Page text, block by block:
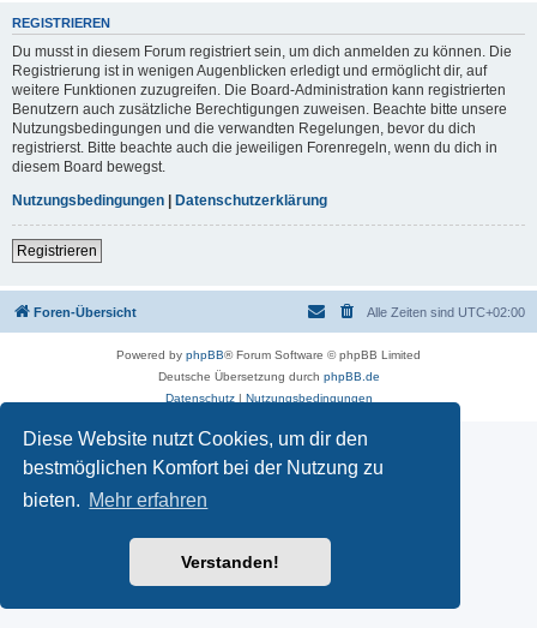
Diese Website nutzt Cookies, um dir den
bestmöglichen Komfort bei der Nutzung zu
bieten. Mehr erfahren
Verstanden!
REGISTRIEREN
Du musst in diesem Forum registriert sein, um dich anmelden zu können. Die
Registrierung ist in wenigen Augenblicken erledigt und ermöglicht dir, auf
weitere Funktionen zuzugreifen. Die Board-Administration kann registrierten
Benutzern auch zusätzliche Berechtigungen zuweisen. Beachte bitte unsere
Nutzungsbedingungen und die verwandten Regelungen, bevor du dich
registrierst. Bitte beachte auch die jeweiligen Forenregeln, wenn du dich in
diesem Board bewegst.
Nutzungsbedingungen | Datenschutzerklärung
Registrieren
Foren-Übersicht Alle Zeiten sind UTC+02:00
Powered by phpBB® Forum Software © phpBB Limited
Deutsche Übersetzung durch phpBB.de
Datenschutz| Nutzungsbedingungen